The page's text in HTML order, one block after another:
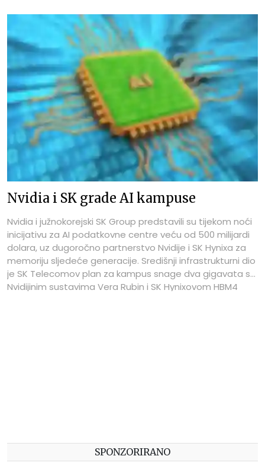
Nvidia i SK grade AI kampuse
Nvidia i južnokorejski SK Group predstavili su tijekom noći
inicijativu za AI podatkovne centre veću od 500 milijardi
dolara, uz dugoročno partnerstvo Nvidije i SK Hynixa za
memoriju sljedeće generacije. Središnji infrastrukturni dio
je SK Telecomov plan za kampus snage dva gigavata s
Nvidijinim sustavima Vera Rubin i SK Hynixovom HBM4
SPONZORIRANO